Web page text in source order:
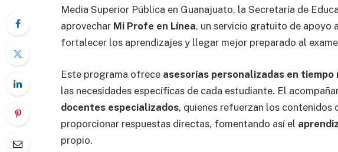
Media Superior Pública en Guanajuato, la Secretaría de
aprovechar Mi Profe en Línea, un servicio gratuito de apoyo
fortalecer los aprendizajes y llegar mejor preparado al
Este programa ofrece asesorías personalizadas en tiempo
las necesidades específicas de cada estudiante. El
docentes especializados, quienes refuerzan los contenidos
proporcionar respuestas directas, fomentando así el
propio.